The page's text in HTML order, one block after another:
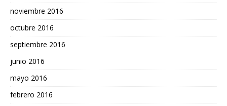
noviembre 2016
octubre 2016
septiembre 2016
junio 2016
mayo 2016
febrero 2016